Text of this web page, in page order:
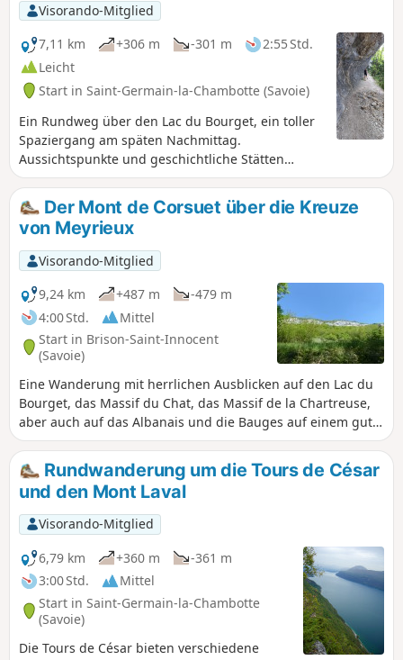
Visorando-Mitglied
7,11 km
+306 m -301 m
2:55 Std.
Leicht
Start in Saint-Germain-la-Chambotte (Savoie)
Ein Rundweg über den Lac du Bourget, ein toller
Spaziergang am späten Nachmittag.
Aussichtspunkte und geschichtliche Stätten
untermalen diese Wanderung.
Der Mont de Corsuet über die Kreuze
von Meyrieux
Visorando-Mitglied
9,24 km
+487 m
-479 m
4:00 Std.
Mittel
Start in Brison-Saint-Innocent
(Savoie)
Eine Wanderung mit herrlichen Ausblicken auf den Lac du
Bourget, das Massif du Chat, das Massif de la Chartreuse,
aber auch auf das Albanais und die Bauges auf einem gut
gepflegten Weg.
Rundwanderung um die Tours de César
und den Mont Laval
Visorando-Mitglied
6,79 km
+360 m
-361 m
3:00 Std.
Mittel
Start in Saint-Germain-la-Chambotte
(Savoie)
Die Tours de César bieten verschiedene